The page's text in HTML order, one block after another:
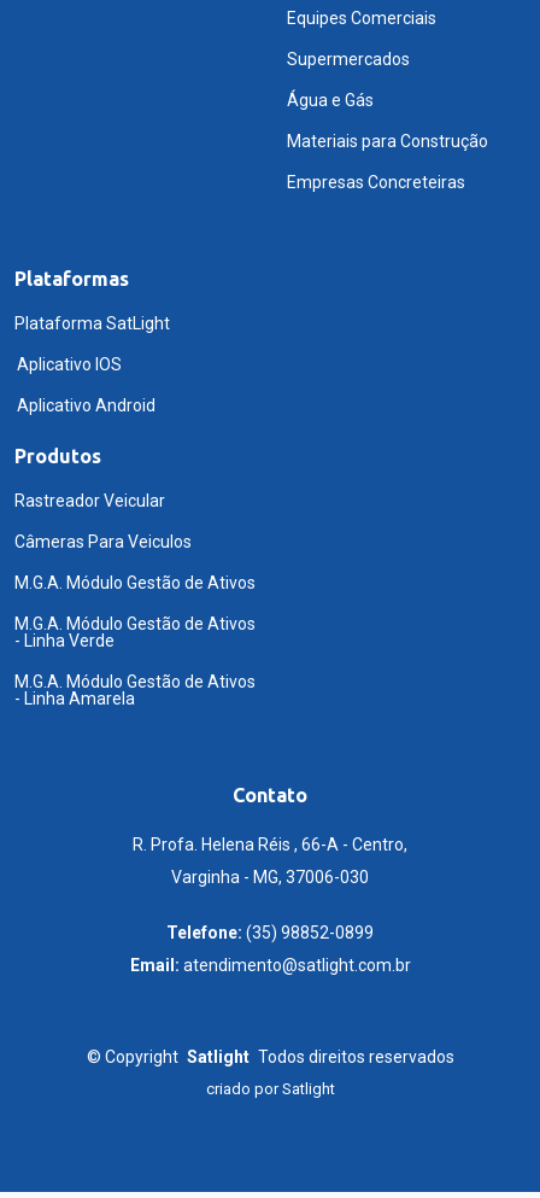
Equipes Comerciais
Supermercados
Água e Gás
Materiais para Construção
Empresas Concreteiras
Plataformas
Plataforma SatLight
Aplicativo IOS
Aplicativo Android
Produtos
Rastreador Veicular
Câmeras Para Veiculos
M.G.A. Módulo Gestão de Ativos
M.G.A. Módulo Gestão de Ativos
- Linha Verde
M.G.A. Módulo Gestão de Ativos
- Linha Amarela
Contato
R. Profa. Helena Réis , 66-A - Centro,
Varginha - MG, 37006-030
Telefone: (35) 98852-0899
Email: atendimento@satlight.com.br
© Copyright Satlight Todos direitos reservados
criado porSatlight